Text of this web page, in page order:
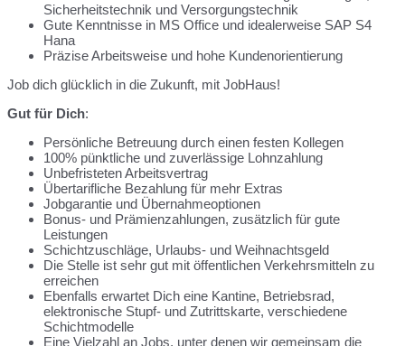
Sicherheitstechnik und Versorgungstechnik
Gute Kenntnisse in MS Office und idealerweise SAP S4
Hana
Präzise Arbeitsweise und hohe Kundenorientierung
Job dich glücklich in die Zukunft, mit JobHaus!
Gut für Dich:
Persönliche Betreuung durch einen festen Kollegen
100% pünktliche und zuverlässige Lohnzahlung
Unbefristeten Arbeitsvertrag
Übertarifliche Bezahlung für mehr Extras
Jobgarantie und Übernahmeoptionen
Bonus- und Prämienzahlungen, zusätzlich für gute
Leistungen
Schichtzuschläge, Urlaubs- und Weihnachtsgeld
Die Stelle ist sehr gut mit öffentlichen Verkehrsmitteln zu
erreichen
Ebenfalls erwartet Dich eine Kantine, Betriebsrad,
elektronische Stupf- und Zutrittskarte, verschiedene
Schichtmodelle
Eine Vielzahl an Jobs, unter denen wir gemeinsam die